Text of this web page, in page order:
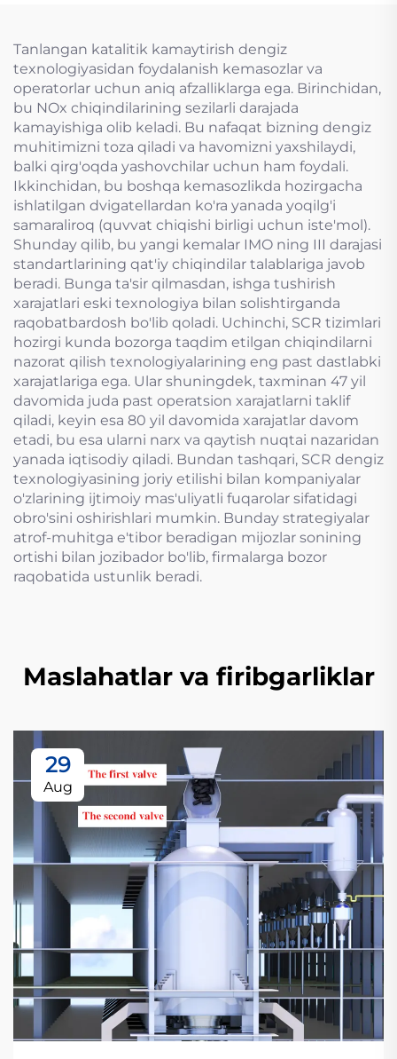
Tanlangan katalitik kamaytirish dengiz
texnologiyasidan foydalanish kemasozlar va
operatorlar uchun aniq afzalliklarga ega. Birinchidan,
bu NOx chiqindilarining sezilarli darajada
kamayishiga olib keladi. Bu nafaqat bizning dengiz
muhitimizni toza qiladi va havomizni yaxshilaydi,
balki qirg'oqda yashovchilar uchun ham foydali.
Ikkinchidan, bu boshqa kemasozlikda hozirgacha
ishlatilgan dvigatellardan ko'ra yanada yoqilg'i
samaraliroq (quvvat chiqishi birligi uchun iste'mol).
Shunday qilib, bu yangi kemalar IMO ning III darajasi
standartlarining qat'iy chiqindilar talablariga javob
beradi. Bunga ta'sir qilmasdan, ishga tushirish
xarajatlari eski texnologiya bilan solishtirganda
raqobatbardosh bo'lib qoladi. Uchinchi, SCR tizimlari
hozirgi kunda bozorga taqdim etilgan chiqindilarni
nazorat qilish texnologiyalarining eng past dastlabki
xarajatlariga ega. Ular shuningdek, taxminan 47 yil
davomida juda past operatsion xarajatlarni taklif
qiladi, keyin esa 80 yil davomida xarajatlar davom
etadi, bu esa ularni narx va qaytish nuqtai nazaridan
yanada iqtisodiy qiladi. Bundan tashqari, SCR dengiz
texnologiyasining joriy etilishi bilan kompaniyalar
o'zlarining ijtimoiy mas'uliyatli fuqarolar sifatidagi
obro'sini oshirishlari mumkin. Bunday strategiyalar
atrof-muhitga e'tibor beradigan mijozlar sonining
ortishi bilan jozibador bo'lib, firmalarga bozor
raqobatida ustunlik beradi.
Maslahatlar va firibgarliklar
29
Aug